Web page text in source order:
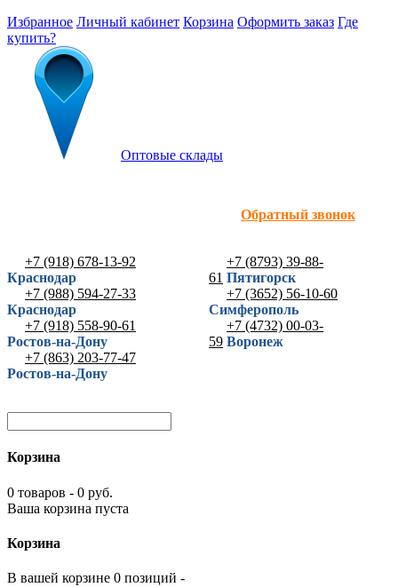
Избранное Личный кабинет Корзина Оформить заказ Где
купить?
Оптовые склады
Обратный звонок
+7 (918) 678-13-92
Краснодар
+7 (988) 594-27-33
Краснодар
+7 (918) 558-90-61
Ростов-на-Дону
+7 (863) 203-77-47
Ростов-на-Дону
+7 (8793) 39-88-
61 Пятигорск
+7 (3652) 56-10-60
Симферополь
+7 (4732) 00-03-
59 Воронеж
Корзина
0 товаров - 0 руб.
Ваша корзина пуста
Корзина
В вашей корзине 0 позиций -